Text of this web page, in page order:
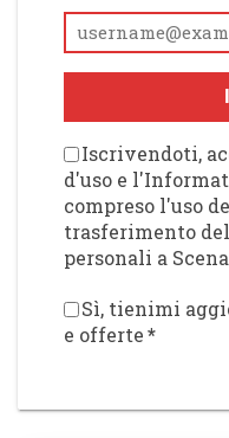
Iscrivendoti,
d'uso e
compreso l'uso
trasferimento
personali a
Sì, tienimi
e offerte*